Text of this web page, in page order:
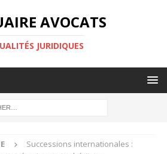
AVOCATS
JURIDIQUES
Successions internationales :